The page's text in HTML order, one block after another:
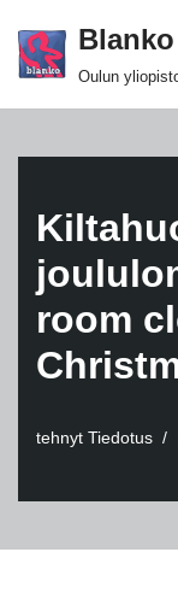
Siirry
Oulun
room
tehnyt Tiedotus